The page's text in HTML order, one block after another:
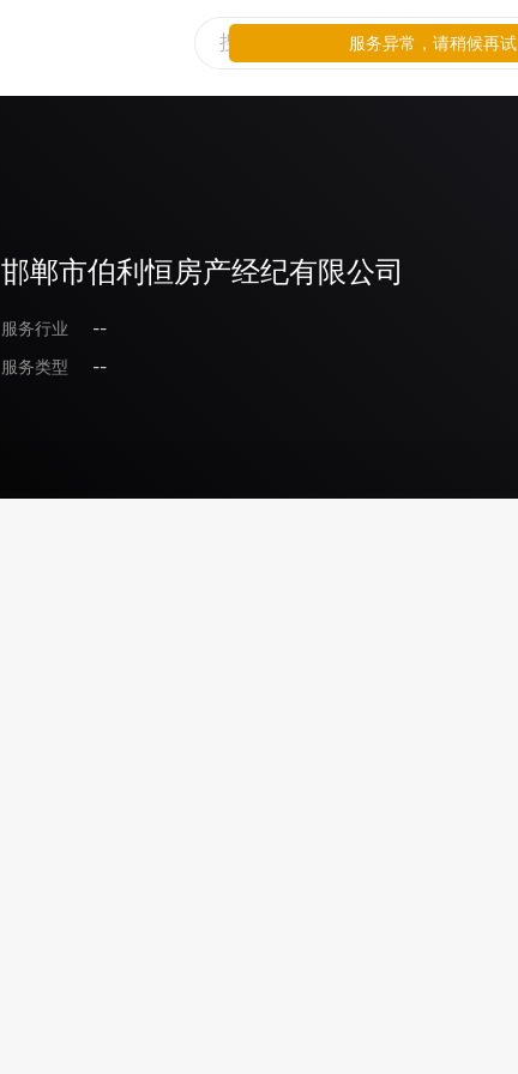
邯郸市伯利恒房产经纪有限公司
服务行业
--
服务类型
--
服务异常，请稍候再试